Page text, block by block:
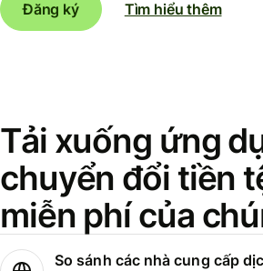
Đăng ký Tìm hiểu thêm
Tải xuống ứng
chuyển đổi tiền
miễn phí của
So sánh các nhà cung cấp